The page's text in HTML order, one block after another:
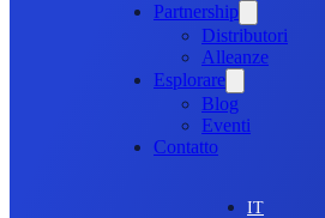
Partnership
Distributori
Alleanze
Esplorare
Blog
Eventi
Contatto
IT